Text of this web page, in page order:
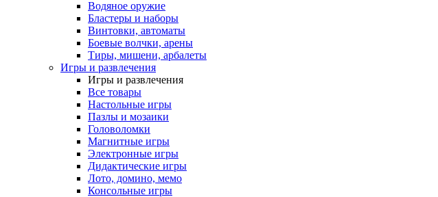
Водяное оружие
Бластеры и наборы
Винтовки, автоматы
Боевые волчки, арены
Тиры, мишени, арбалеты
Игры и развлечения
Игры и развлечения
Все товары
Настольные игры
Пазлы и мозаики
Головоломки
Магнитные игры
Электронные игры
Дидактические игры
Лото, домино, мемо
Консольные игры